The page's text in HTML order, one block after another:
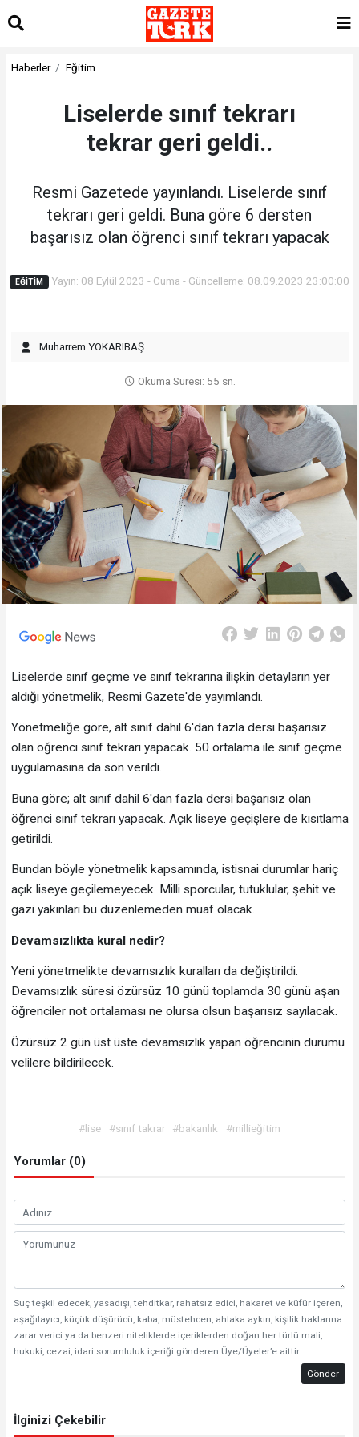
Haberler Eğitim
Liselerde sınıf tekrarı
tekrar geri geldi..
Resmi Gazetede yayınlandı. Liselerde sınıf
tekrarı geri geldi. Buna göre 6 dersten
başarısız olan öğrenci sınıf tekrarı yapacak
EĞITIM Yayın: 08 Eylül 2023 - Cuma - Güncelleme: 08.09.2023 23:00:00
Muharrem YOKARIBAŞ
Okuma Süresi: 55 sn.
Liselerde sınıf geçme ve sınıf tekrarına ilişkin detayların yer
aldığı yönetmelik, Resmi Gazete'de yayımlandı.
Yönetmeliğe göre, alt sınıf dahil 6'dan fazla dersi başarısız
olan öğrenci sınıf tekrarı yapacak. 50 ortalama ile sınıf geçme
uygulamasına da son verildi.
Buna göre; alt sınıf dahil 6'dan fazla dersi başarısız olan
öğrenci sınıf tekrarı yapacak. Açık liseye geçişlere de kısıtlama
getirildi.
Bundan böyle yönetmelik kapsamında, istisnai durumlar hariç
açık liseye geçilemeyecek. Milli sporcular, tutuklular, şehit ve
gazi yakınları bu düzenlemeden muaf olacak.
Devamsızlıkta kural nedir?
Yeni yönetmelikte devamsızlık kuralları da değiştirildi.
Devamsızlık süresi özürsüz 10 günü toplamda 30 günü aşan
öğrenciler not ortalaması ne olursa olsun başarısız sayılacak.
Özürsüz 2 gün üst üste devamsızlık yapan öğrencinin durumu
velilere bildirilecek.
#lise #sınıf takrar #bakanlık #millieğitim
Yorumlar (0)
Suç teşkil edecek, yasadışı, tehditkar, rahatsız edici, hakaret ve küfür içeren,
aşağılayıcı, küçük düşürücü, kaba, müstehcen, ahlaka aykırı, kişilik haklarına
zarar verici ya da benzeri niteliklerde içeriklerden doğan her türlü mali,
hukuki, cezai, idari sorumluluk içeriği gönderen Üye/Üyeler’e aittir.
Gönder
İlginizi Çekebilir